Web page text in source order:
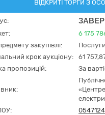
ВІДКРИТІ ТОРГИ З
6 175
закупівлі:
Послуги
крок аукціону:
61
пропозицій:
За